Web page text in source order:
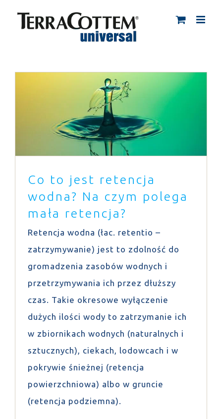
Co to jest retencja wodna? Na czym
polega mała retencja?
Porady
Co to jest retencja
wodna? Na czym polega
mała retencja?
Retencja wodna (łac. retentio –
zatrzymywanie) jest to zdolność do
gromadzenia zasobów wodnych i
przetrzymywania ich przez dłuższy
czas. Takie okresowe wyłączenie
dużych ilości wody to zatrzymanie ich
w zbiornikach wodnych (naturalnych i
sztucznych), ciekach, lodowcach i w
pokrywie śnieżnej (retencja
powierzchniowa) albo w gruncie
(retencja podziemna).